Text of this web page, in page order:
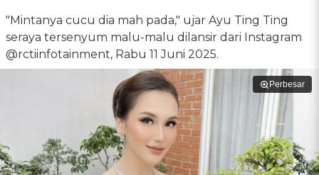
"Mintanya cucu dia mah pada," ujar Ayu Ting Ting
seraya tersenyum malu-malu dilansir dari Instagram
@rctiinfotainment, Rabu 11 Juni 2025.
Perbesar